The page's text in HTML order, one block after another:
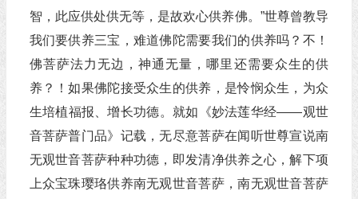
智，此应供处供无等，是故欢心供养佛。”世尊曾教导
我们要供养三宝，难道佛陀需要我们的供养吗？不！
佛菩萨法力无边，神通无量，哪里还需要众生的供
养？！如果佛陀接受众生的供养，是怜悯众生，为众
生培植福报、增长功德。就如《妙法莲华经——观世
音菩萨普门品》记载，无尽意菩萨在闻听世尊宣说南
无观世音菩萨种种功德，即发清净供养之心，解下项
上众宝珠璎珞供养南无观世音菩萨，南无观世音菩萨